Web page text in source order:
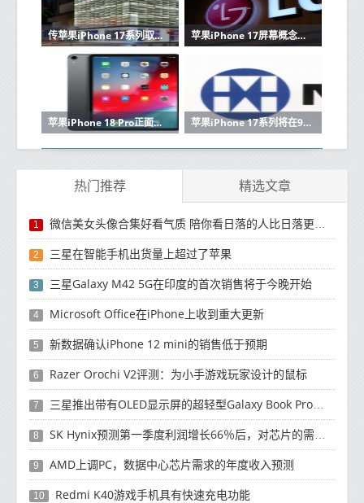
传苹果iPhone 17系列取消Plus版本 Pro Max灵动岛变小 苹果iPhone 17屏幕概念图曝光：边框更窄 灵动岛更小
苹果iPhone 18 Pro正面外观猜想：你觉得哪种更好看？ 苹果iPhone 17系列将在9月初发布 这些升级值得关注
热门推荐 精选文章
1 微信美女头像合集好看气质 陪你看日落的人比日落更浪漫
2 三星在智能手机出货量上超过了苹果
3 三星Galaxy M42 5G在印度的首次销售将于今晚开始
4 Microsoft Office在iPhone上收到重大更新
5 新数据确认iPhone 12 mini的销售低于预期
6 Razer Orochi V2评测：为小手游戏玩家设计的鼠标
7 三星推出带有OLED显示屏的超轻型Galaxy Book Pro和Galaxy Book Pro 360笔记本电脑
8 SK Hynix预测第一季度利润增长66％后，对芯片的需求将增强
9 AMD上调PC，数据中心芯片需求的年度收入预测
10 Redmi K40游戏手机具有快速充电功能